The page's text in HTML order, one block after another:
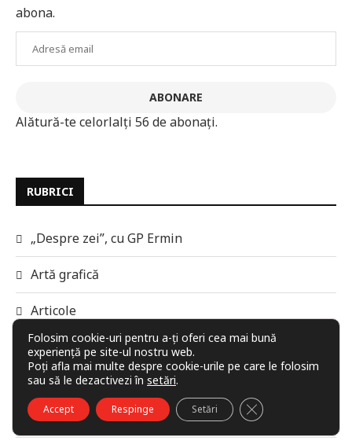
abona.
ABONARE
Alătură-te celorlalți 56 de abonați.
RUBRICI
„Despre zei”, cu GP Ermin
Artă grafică
Articole
Atelier critic
Audio-Video
Benzi desenate
Folosim cookie-uri pentru a-ți oferi cea mai bună
experiență pe site-ul nostru web.
Poți afla mai multe despre cookie-urile pe care le folosim
sau să le dezactivezi în setări.
Accept Respinge Setări CLOSE GDPR